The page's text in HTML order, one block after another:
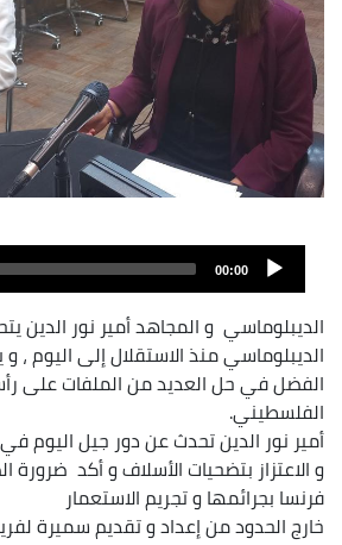
Audio
00:00
الديبلوماسي و المجاهد أمير نور الدين
الديبلوماسي منذ الاستقلال إلى اليوم ، و
الفضل في حل العديد من الملفات على
الفلسطيني.
أمير نور الدين تحدث عن دور جيل اليوم
و الاعتزاز بتضحيات الأسلاف و أكد
فرنسا بجرائمها و تجريم الاستعمار
خارج الحدود من إعداد و تقديم سميرة